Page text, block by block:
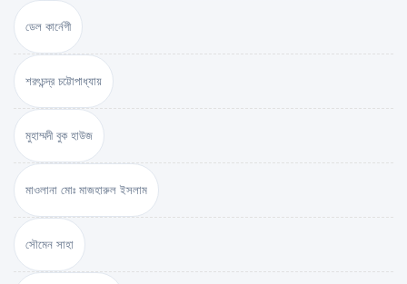
ডেল কার্নেগী
শরৎচন্দ্র চট্টোপাধ্যায়
মুহাম্মদী বুক হাউজ
মাওলানা মোঃ মাজহারুল ইসলাম
সৌমেন সাহা